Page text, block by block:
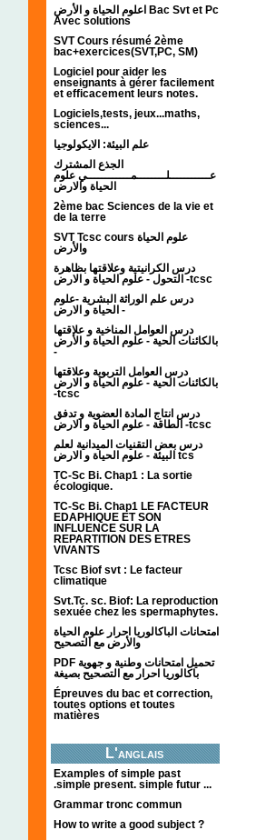
اعلوم الحياة و الأرض Bac Svt et Pc
Avec solutions
SVT Cours résumé 2ème
bac+exercices(SVT,PC, SM)
Logiciel pour aider les
enseignants à gérer facilement
et efficacement leurs notes.
Logiciels,tests, jeux...maths,
sciences...
علم البيئة: الايكولوجيا
الجذع المشترك
عـــــــــــلــــــــمــــــــــــي علوم
الحياة والارض
2ème bac Sciences de la vie et
de la terre
SVT Tcsc cours علوم الحياة
والأرض
درس الكرانيتية وعلاقتها بظاهرة
التحول - علوم الحياة و الارض -tcsc
درس علم الوراثة البشرية -علوم
الحياة و الارض -
درس العوامل المناخية و علاقتها
بالكائنات الحية - علوم الحياة و الأرض
-
درس العوامل التربوية وعلاقتها
بالكائنات الحية - علوم الحياة و الارض
-tcsc
درس انتاج المادة العضوية و تدفق
الطاقة - علوم الحياة و الارض -tcsc
درس بعض التقنيات الميدانية لعلم
البيئة - علوم الحياة و الارض tcs
TC-Sc Bi. Chap1 : La sortie
écologique.
TC-Sc Bi. Chap1 LE FACTEUR
EDAPHIQUE ET SON
INFLUENCE SUR LA
REPARTITION DES ETRES
VIVANTS
Tcsc Biof svt : Le facteur
climatique
Svt.Tc. sc. Biof: La reproduction
sexuée chez les spermaphytes.
امتحانات الباكالوريا احرار علوم الحياة
والأرض مع التصحيح
PDF تحميل امتحانات وطنية و جهوية
باكالوريا احرار مع التصحيح بصيغة
Épreuves du bac et correction,
toutes options et toutes
matières
L'anglais
Examples of simple past
.simple present. simple futur ...
Grammar tronc commun
How to write a good subject ?